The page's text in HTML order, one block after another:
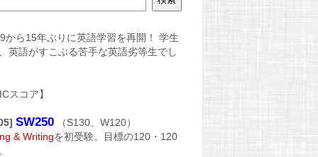
から15年ぶりに英語学習を再開！ 学生
英語がすこぶる苦手な英語劣等生でし
スコア】
SW250 （S130、W120）
& Writingを初受験。目標の120・120